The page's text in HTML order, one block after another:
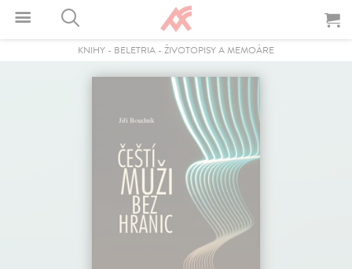
KNIHY - BELETRIA - ŽIVOTOPISY A MEMOÁRE